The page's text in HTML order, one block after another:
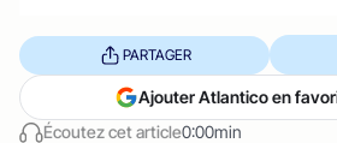
Écoutez cet article0:00min
PARTAGER
Ajouter Atlantico en